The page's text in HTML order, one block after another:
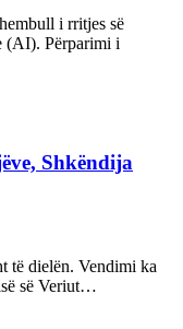
i rritjes së
(AI). Përparimi i
Shkëndija
të dielën. Vendimi ka
së Veriut…